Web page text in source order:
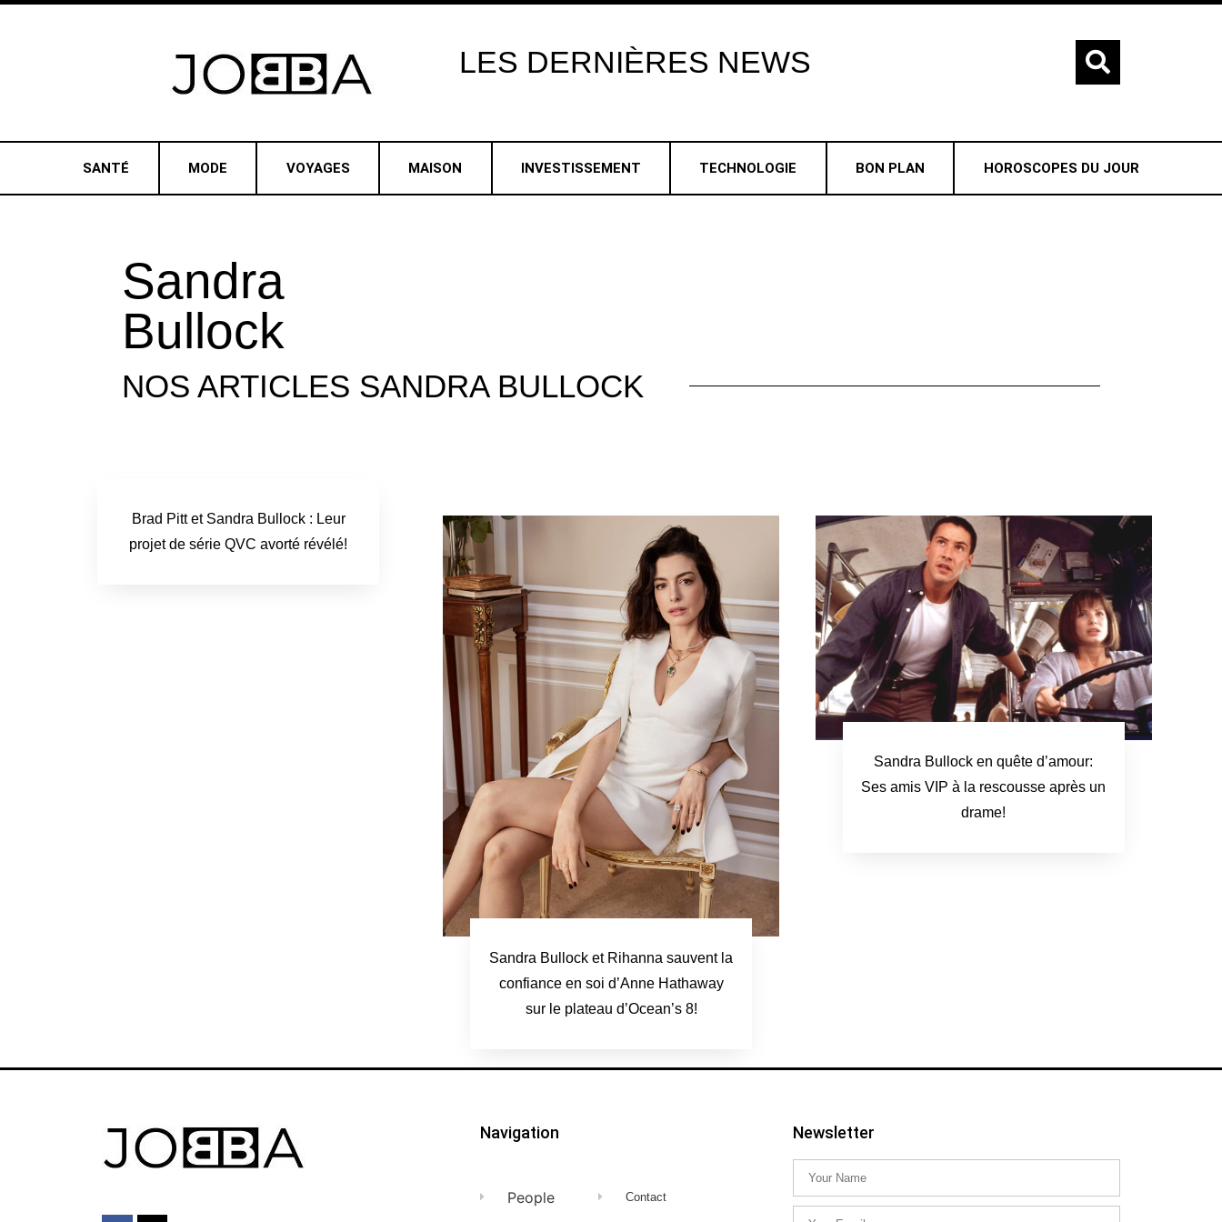
LES DERNIÈRES NEWS
SANTÉ MODE VOYAGES MAISON INVESTISSEMENT TECHNOLOGIE BON PLAN HOROSCOPES DU JOUR
Sandra
Bullock
NOS ARTICLES SANDRA BULLOCK
Brad Pitt et Sandra Bullock : Leur
projet de série QVC avorté révélé!
Sandra Bullock et Rihanna sauvent la
confiance en soi d’Anne Hathaway
sur le plateau d’Ocean’s 8!
Sandra Bullock en quête d’amour:
Ses amis VIP à la rescousse après un
drame!
Navigation
People Contact
Newsletter